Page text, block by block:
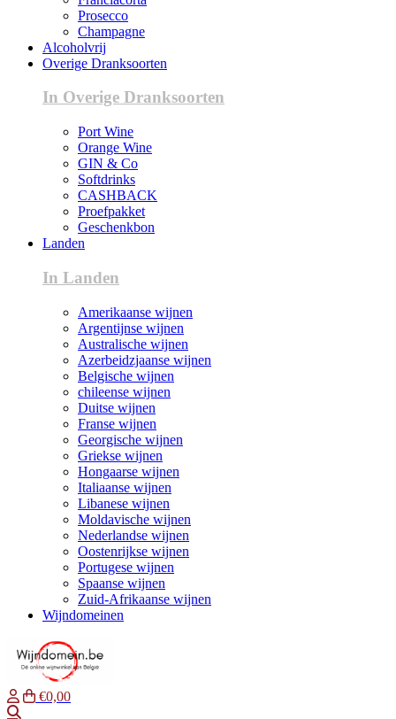
Prosecco
Champagne
Alcoholvrij
Overige Dranksoorten
In Overige Dranksoorten
Port Wine
Orange Wine
GIN & Co
Softdrinks
CASHBACK
Proefpakket
Geschenkbon
Landen
In Landen
Amerikaanse wijnen
Argentijnse wijnen
Australische wijnen
Azerbeidzjaanse wijnen
Belgische wijnen
chileense wijnen
Duitse wijnen
Franse wijnen
Georgische wijnen
Griekse wijnen
Hongaarse wijnen
Italiaanse wijnen
Libanese wijnen
Moldavische wijnen
Nederlandse wijnen
Oostenrijkse wijnen
Portugese wijnen
Spaanse wijnen
Zuid-Afrikaanse wijnen
Wijndomeinen
€0,00